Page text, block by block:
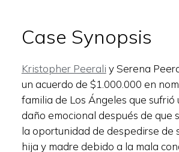
Case Synopsis
Kristopher Peerali y Serena
un acuerdo de $1.000.000 en
familia de Los Ángeles que sufrió
daño emocional después de que
la oportunidad de despedirse de
hija y madre debido a la mala